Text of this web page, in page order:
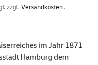
zzgl. Versandkosten.
im Jahr 1871
Hamburg dem